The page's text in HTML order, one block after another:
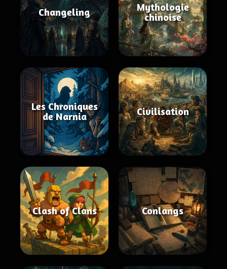
Changeling
Mythologie
chinoise
Les Chroniques
de Narnia
Civilisation
Clash of Clans Conlangs